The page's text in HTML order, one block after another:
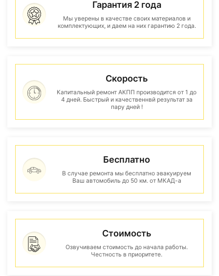
Гарантия 2 года
Мы уверены в качестве своих материалов и
комплектующих, и даем на них гарантию 2 года.
Скорость
Капитальный ремонт АКПП производится от 1 до
4 дней. Быстрый и качественнвй результат за
пару дней !
Бесплатно
В случае ремонта мы бесплатно эвакуируем
Ваш автомобиль до 50 км. от МКАД-а
Стоимость
Озвучиваем стоимость до начала работы.
Честность в приоритете.